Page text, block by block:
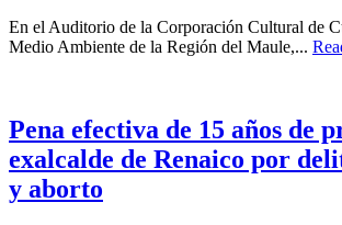
En el Auditorio de la Corporación Cultural de
Medio Ambiente de la Región del Maule,...
Pena efectiva de 15 años de
exalcalde de Renaico por
y aborto